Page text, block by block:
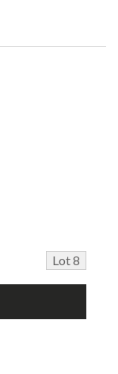
Lot 8